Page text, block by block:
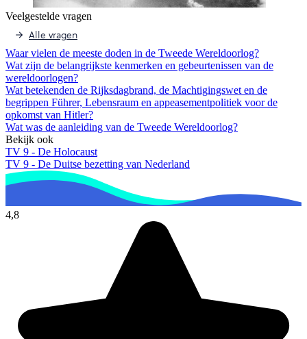
Veelgestelde vragen
Alle vragen
Waar vielen de meeste doden in de Tweede Wereldoorlog?
Wat zijn de belangrijkste kenmerken en gebeurtenissen van de
wereldoorlogen?
Wat betekenden de Rijksdagbrand, de Machtigingswet en de
begrippen Führer, Lebensraum en appeasementpolitiek voor de
opkomst van Hitler?
Wat was de aanleiding van de Tweede Wereldoorlog?
Bekijk ook
TV 9 - De Holocaust
TV 9 - De Duitse bezetting van Nederland
4,8